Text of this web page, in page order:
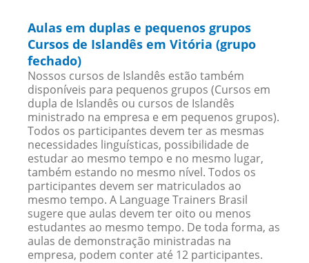
Aulas em duplas e pequenos grupos
Cursos de Islandês em Vitória (grupo
fechado)
Nossos cursos de Islandês estão também
disponíveis para pequenos grupos (Cursos em
dupla de Islandês ou cursos de Islandês
ministrado na empresa e em pequenos grupos).
Todos os participantes devem ter as mesmas
necessidades linguísticas, possibilidade de
estudar ao mesmo tempo e no mesmo lugar,
também estando no mesmo nível. Todos os
participantes devem ser matriculados ao
mesmo tempo. A Language Trainers Brasil
sugere que aulas devem ter oito ou menos
estudantes ao mesmo tempo. De toda forma, as
aulas de demonstração ministradas na
empresa, podem conter até 12 participantes.